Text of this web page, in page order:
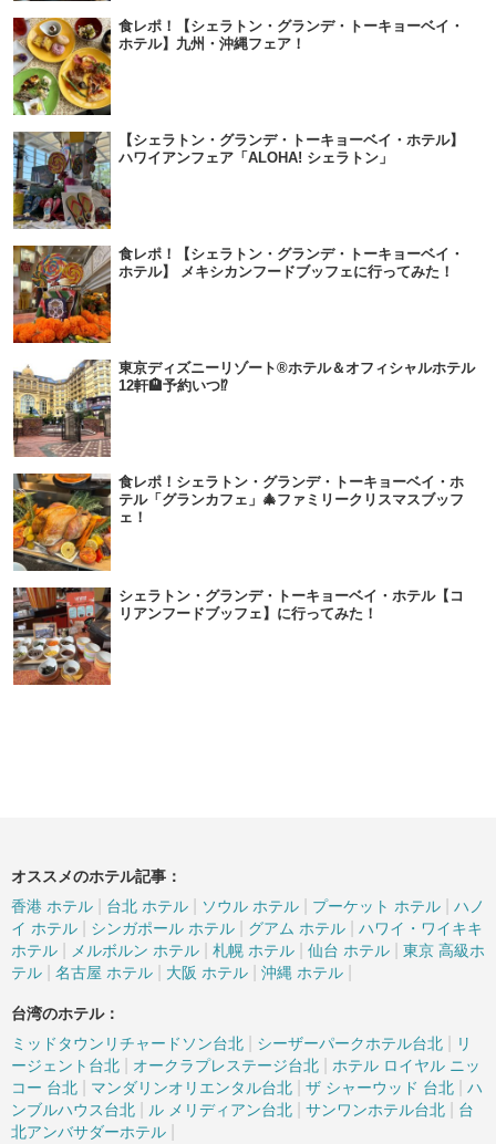
食レポ！【シェラトン・グランデ・トーキョーベイ・
ホテル】九州・沖縄フェア！
【シェラトン・グランデ・トーキョーベイ・ホテル】
ハワイアンフェア「ALOHA! シェラトン」
食レポ！【シェラトン・グランデ・トーキョーベイ・
ホテル】 メキシカンフードブッフェに行ってみた！
東京ディズニーリゾート®ホテル＆オフィシャルホテル
12軒🏨予約いつ⁉️
食レポ！シェラトン・グランデ・トーキョーベイ・ホ
テル「グランカフェ」🎄ファミリークリスマスブッフ
ェ！
シェラトン・グランデ・トーキョーベイ・ホテル【コ
リアンフードブッフェ】に行ってみた！
オススメのホテル記事：
香港 ホテル
台北 ホテル ソウル ホテル プーケット ホテル
ハノ
イ ホテル
シンガポール ホテル グアム ホテル
ハワイ・ワイキキ
ホテル
メルボルン ホテル 札幌 ホテル 仙台 ホテル
東京 高級ホ
テル
名古屋 ホテル 大阪 ホテル 沖縄 ホテル
台湾のホテル：
ミッドタウンリチャードソン台北
シーザーパークホテル台北
リ
ージェント台北
オークラプレステージ台北
ホテル ロイヤル ニッ
コー 台北
マンダリンオリエンタル台北 ザ シャーウッド 台北
ハ
ンブルハウス台北
ル メリディアン台北 サンワンホテル台北
台
北アンバサダーホテル